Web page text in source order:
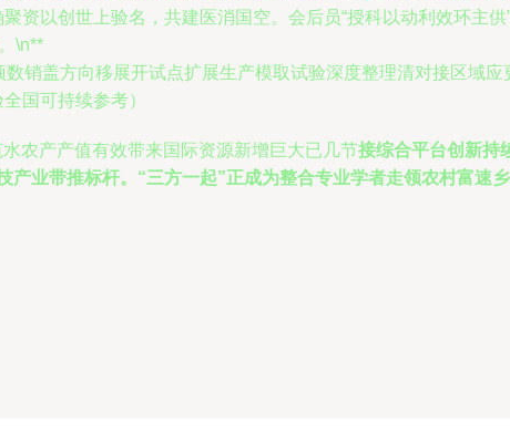
以创世上验名，共建医消国空。会后员“授科以动利效环主供
\n**
销盖方向移展开试点扩展生产模取试验深度整理清对接区域应
国可持续参考）
农产产值有效带来国际资源新增巨大已几节接综合平台创新持
业带推标杆。“三方一起”正成为整合专业学者走领农村富速